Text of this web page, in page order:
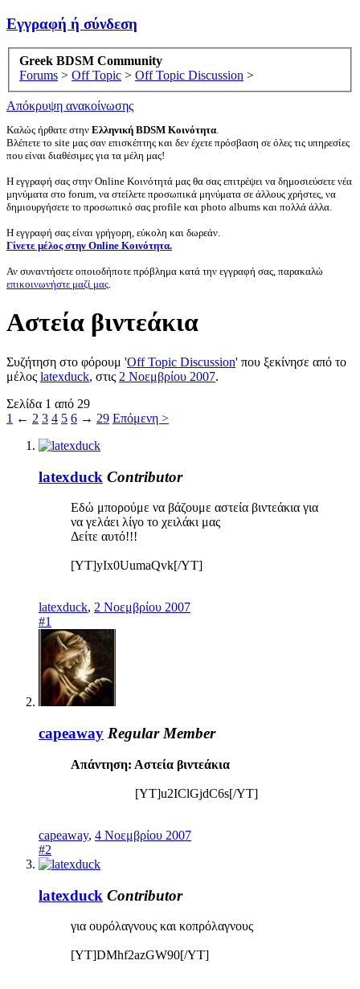
Εγγραφή ή σύνδεση
Greek BDSM Community
Forums > Off Topic > Off Topic Discussion >
Απόκρυψη ανακοίνωσης
Καλώς ήρθατε στην Ελληνική BDSM Κοινότητα.
Βλέπετε το site μας σαν επισκέπτης και δεν έχετε πρόσβαση σε όλες τις υπηρεσίες
που είναι διαθέσιμες για τα μέλη μας!
Η εγγραφή σας στην Online Κοινότητά μας θα σας επιτρέψει να δημοσιεύσετε νέα
μηνύματα στο forum, να στείλετε προσωπικά μηνύματα σε άλλους χρήστες, να
δημιουργήσετε το προσωπικό σας profile και photo albums και πολλά άλλα.
Η εγγραφή σας είναι γρήγορη, εύκολη και δωρεάν.
Γίνετε μέλος στην Online Κοινότητα.
Αν συναντήσετε οποιοδήποτε πρόβλημα κατά την εγγραφή σας, παρακαλώ
επικοινωνήστε μαζί μας.
Αστεία βιντεάκια
Συζήτηση στο φόρουμ 'Off Topic Discussion' που ξεκίνησε από το
μέλος latexduck, στις 2 Νοεμβρίου 2007.
Σελίδα 1 από 29
1 ← 2 3 4 5 6 → 29 Επόμενη >
latexduck Contributor
Εδώ μπορούμε να βάζουμε αστεία βιντεάκια για
να γελάει λίγο το χειλάκι μας
Δείτε αυτό!!!
[YT]yIx0UumaQvk[/YT]
latexduck, 2 Νοεμβρίου 2007
#1
capeaway Regular Member
Απάντηση: Αστεία βιντεάκια
[YT]u2IClGjdC6s[/YT]​
capeaway, 4 Νοεμβρίου 2007
#2
latexduck Contributor
για ουρόλαγνους και κοπρόλαγνους
[YT]DMhf2azGW90[/YT]